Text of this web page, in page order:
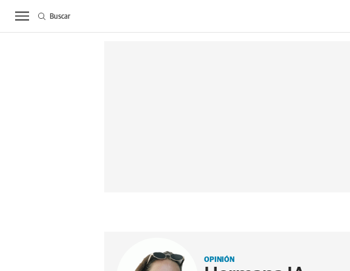
ACTUALIDAD BIERZO SUCESOS
Buscar
OPINIÓN